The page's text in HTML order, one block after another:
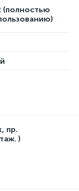
(полностью
пр.
)